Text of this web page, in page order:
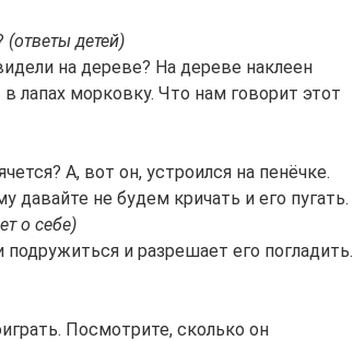
(ответы детей)
на дереве? На дереве наклеен
лапах морковку. Что нам говорит этот
А, вот он, устроился на пенёчке.
давайте не будем кричать и его пугать.
о себе)
подружиться и разрешает его погладить.
Посмотрите, сколько он